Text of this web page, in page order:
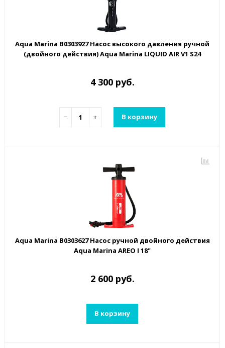
Aqua Marina B0303927 Насос высокого давления ручной
(двойного действия) Aqua Marina LIQUID AIR V1 S24
4 300 руб.
− + В корзину
Aqua Marina B0303627 Насос ручной двойного действия
Aqua Marina AREO I 18"
2 600 руб.
В корзину